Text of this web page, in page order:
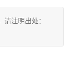
注明出处：